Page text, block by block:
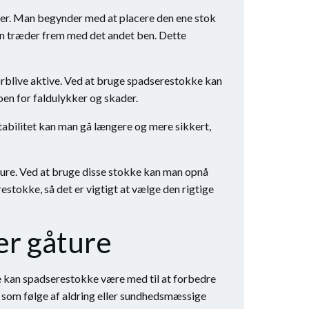
Man begynder med at placere den ene stok
træder frem med det andet ben. Dette
aktive. Ved at bruge spadserestokke kan
for faldulykker og skader.
kan man gå længere og mere sikkert,
Ved at bruge disse stokke kan man opnå
så det er vigtigt at vælge den rigtige
gåture
kan spadserestokke være med til at forbedre
følge af aldring eller sundhedsmæssige